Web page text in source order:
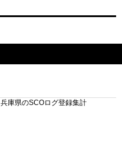
兵庫県のSCOログ登録集計